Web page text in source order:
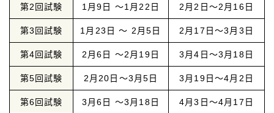
第2回試験 1月9日 ～1月22日 2月2日～2月16日
第3回試験 1月23日 ～ 2月5日 2月17日～3月3日
第4回試験 2月6日 ～2月19日 3月4日～3月18日
第5回試験 2月20日～3月5日 3月19日～4月2日
第6回試験 3月6日 ～3月18日 4月3日～4月17日